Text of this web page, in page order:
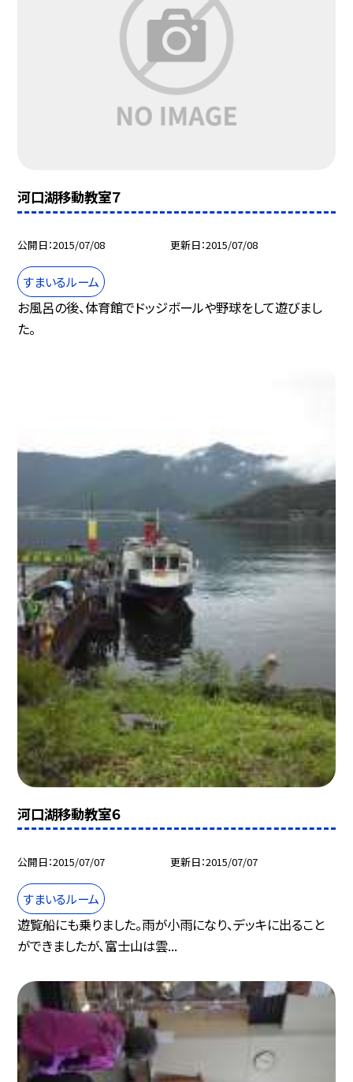
河口湖移動教室７
公開日 2015/07/08 更新日 2015/07/08
すまいるルーム
お風呂の後、体育館でドッジボールや野球をして遊びまし
た。
河口湖移動教室６
公開日 2015/07/07 更新日 2015/07/07
すまいるルーム
遊覧船にも乗りました。雨が小雨になり、デッキに出ること
ができましたが、富士山は雲...